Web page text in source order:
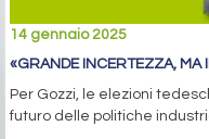
14 gennaio 2025
«GRANDE INCERTEZZA, MA
Per Gozzi, le elezioni
futuro delle politiche